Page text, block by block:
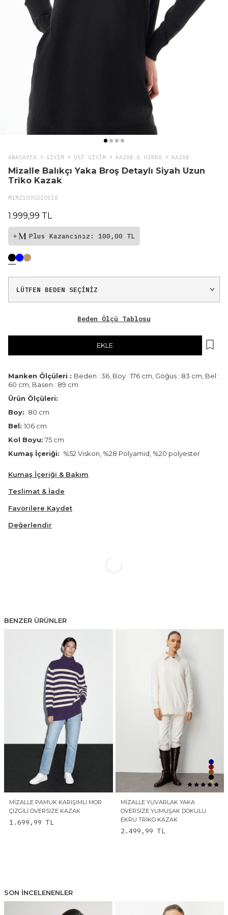
ANASAYFA GIYIM ÜST GİYİM KAZAK & HIRKA KAZAK
Mizalle Balıkçı Yaka Broş Detaylı Siyah Uzun
Triko Kazak
M1MZ1030210118
1.999,99 TL
Plus Kazancınız: 100,00 TL
Beden Ölçü Tablosu
EKLE
Manken Ölçüleri : Beden : 36, Boy : 176 cm, Göğüs : 83 cm, Bel :
60 cm, Basen : 89 cm
Ürün Ölçüleri:
Boy: 80 cm
Bel: 106 cm
Kol Boyu: 75 cm
Kumaş İçeriği: %52 Viskon, %28 Polyamid, %20 polyester
Kumaş İçeriği & Bakım
Teslimat & İade
Favorilere Kaydet
Değerlendir
BENZER ÜRÜNLER
MIZALLE PAMUK KARIŞIMLI MOR
ÇIZGILI OVERSIZE KAZAK
1.699,99 TL
MIZALLE YUVARLAK YAKA
OVERSIZE YUMUŞAK DOKULU
EKRU TRIKO KAZAK
2.499,99 TL
SON İNCELENENLER